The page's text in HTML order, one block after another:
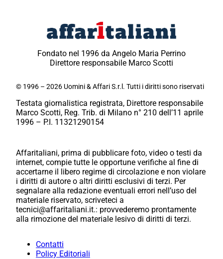
Fondato nel 1996 da Angelo Maria Perrino
Direttore responsabile Marco Scotti
© 1996 – 2026 Uomini & Affari S.r.l. Tutti i diritti sono riservati
Testata giornalistica registrata, Direttore responsabile
Marco Scotti, Reg. Trib. di Milano n° 210 dell’11 aprile
1996 – P.I. 11321290154
Affaritaliani, prima di pubblicare foto, video o testi da
internet, compie tutte le opportune verifiche al fine di
accertarne il libero regime di circolazione e non violare
i diritti di autore o altri diritti esclusivi di terzi. Per
segnalare alla redazione eventuali errori nell’uso del
materiale riservato, scriveteci a
tecnici@affaritaliani.it.: provvederemo prontamente
alla rimozione del materiale lesivo di diritti di terzi.
Contatti
Policy Editoriali